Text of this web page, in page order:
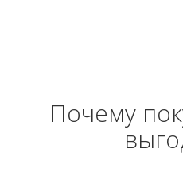
Почему